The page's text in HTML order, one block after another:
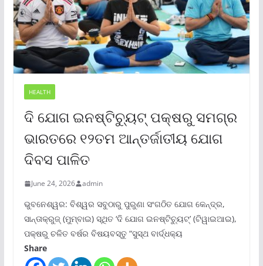
HEALTH
ଦି ଯୋଗ ଇନଷ୍ଟିଚ୍ୟୁଟ୍ ପକ୍ଷରୁ ସମଗ୍ର
ଭାରତରେ ୧୨ତମ ଆନ୍ତର୍ଜାତୀୟ ଯୋଗ
ଦିବସ ପାଳିତ
June 24, 2026 admin
ଭୁବନେଶ୍ୱର: ବିଶ୍ୱର ସବୁଠାରୁ ପୁରୁଣା ସଂଗଠିତ ଯୋଗ କେନ୍ଦ୍ର,
ସାନ୍ତାକ୍ରୁଜ୍ (ମୁମ୍ବାଇ) ସ୍ଥିତ ‘ଦି ଯୋଗ ଇନଷ୍ଟିଚ୍ୟୁଟ୍‌’ (ଟିୱାଇଆଇ),
ପକ୍ଷରୁ ଚଳିତ ବର୍ଷର ବିଷୟବସ୍ତୁ “ସୁସ୍ଥ ବାର୍ଦ୍ଧକ୍ୟ
Share